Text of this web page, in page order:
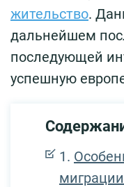
жительство.
дальнейшем
последующей
успешную